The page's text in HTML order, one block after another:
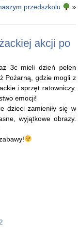
przedszkolu
»
akcji po
3c mieli dzień pełen
Pożarną, gdzie mogli z
i sprzęt ratowniczy.
emocji!
dzieci zamieniły się w
wyjątkowe obrazy.